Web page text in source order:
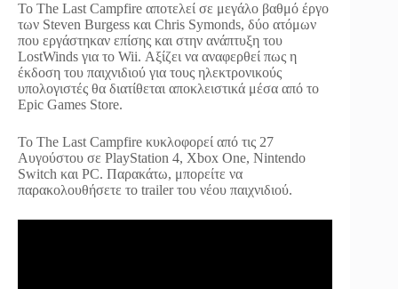
Το The Last Campfire αποτελεί σε μεγάλο βαθμό έργο
των Steven Burgess και Chris Symonds, δύο ατόμων
που εργάστηκαν επίσης και στην ανάπτυξη του
LostWinds για το Wii. Αξίζει να αναφερθεί πως η
έκδοση του παιχνιδιού για τους ηλεκτρονικούς
υπολογιστές θα διατίθεται αποκλειστικά μέσα από το
Epic Games Store.
Το The Last Campfire κυκλοφορεί από τις 27
Αυγούστου σε PlayStation 4, Xbox One, Nintendo
Switch και PC. Παρακάτω, μπορείτε να
παρακολουθήσετε το trailer του νέου παιχνιδιού.